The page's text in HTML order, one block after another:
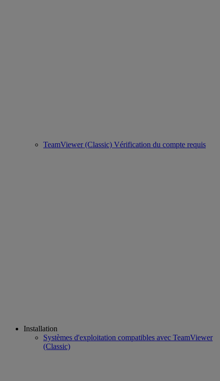
TeamViewer (Classic) Vérification du compte requis
Installation
Systèmes d'exploitation compatibles avec TeamViewer
(Classic)